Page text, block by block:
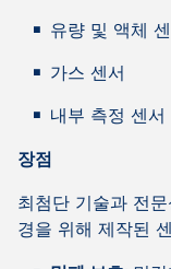
유량 및 액체
가스 센서
내부 측정 센서
장점
최첨단 기술과 전
경을 위해 제작된